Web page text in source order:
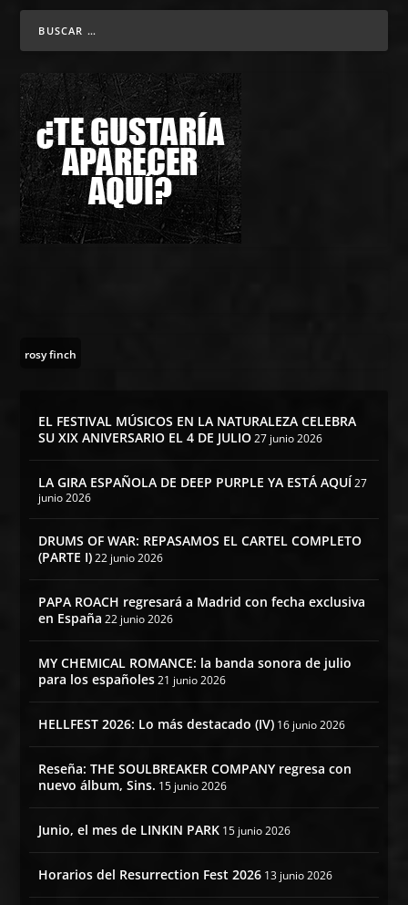
rosy finch
EL FESTIVAL MÚSICOS EN LA NATURALEZA CELEBRA
SU XIX ANIVERSARIO EL 4 DE JULIO 27 junio 2026
LA GIRA ESPAÑOLA DE DEEP PURPLE YA ESTÁ AQUÍ 27
junio 2026
DRUMS OF WAR: REPASAMOS EL CARTEL COMPLETO
(PARTE I) 22 junio 2026
PAPA ROACH regresará a Madrid con fecha exclusiva
en España 22 junio 2026
MY CHEMICAL ROMANCE: la banda sonora de julio
para los españoles 21 junio 2026
HELLFEST 2026: Lo más destacado (IV) 16 junio 2026
Reseña: THE SOULBREAKER COMPANY regresa con
nuevo álbum, Sins. 15 junio 2026
Junio, el mes de LINKIN PARK 15 junio 2026
Horarios del Resurrection Fest 2026 13 junio 2026